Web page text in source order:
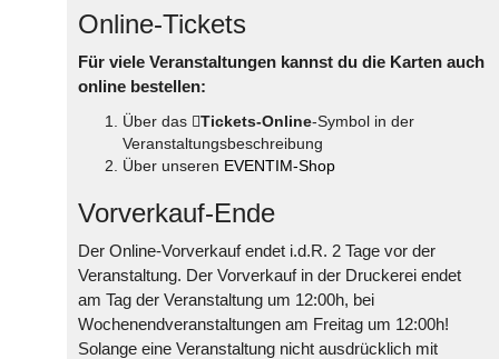
Online-Tickets
Für viele Veranstaltungen kannst du die Karten auch
online bestellen:
Über das Tickets-Online-Symbol in der
Veranstaltungsbeschreibung
Über unseren EVENTIM-Shop
Vorverkauf-Ende
Der Online-Vorverkauf endet i.d.R. 2 Tage vor der
Veranstaltung. Der Vorverkauf in der Druckerei endet
am Tag der Veranstaltung um 12:00h, bei
Wochenendveranstaltungen am Freitag um 12:00h!
Solange eine Veranstaltung nicht ausdrücklich mit